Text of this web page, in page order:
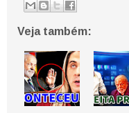
Veja também: